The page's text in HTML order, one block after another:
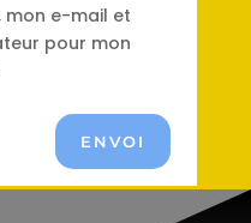
mon e-mail et
pour mon
ENVOI